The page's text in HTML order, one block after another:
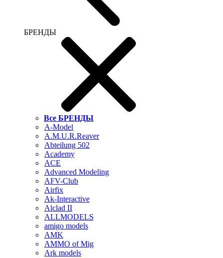
БРЕНДЫ
Все БРЕНДЫ
A-Model
A.M.U.R.Reaver
Abteilung 502
Academy
ACE
Advanced Modeling
AFV-Club
Airfix
Ak-Interactive
Alclad II
ALLMODELS
amigo models
AMK
AMMO of Mig
Ark models